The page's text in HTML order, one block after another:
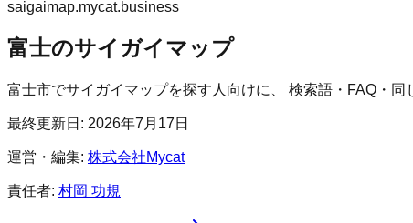
saigaimap.mycat.business
富士のサイガイマップ
富士市でサイガイマップを探す人向けに、 検索語・FAQ・同
最終更新日: 2026年7月17日
運営・編集: 株式会社Mycat
責任者: 村岡 功規